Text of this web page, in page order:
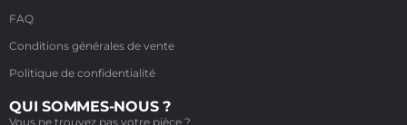
FAQ
Conditions générales de vente
Politique de confidentialité
QUI SOMMES-NOUS ?
Vous ne trouvez pas votre pièce ?